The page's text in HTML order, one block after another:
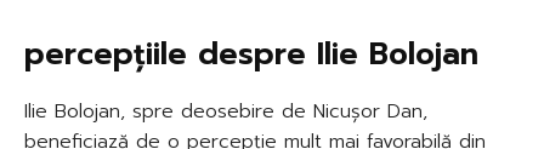
percepțiile despre Ilie Bolojan
Ilie Bolojan, spre deosebire de Nicușor Dan,
beneficiază de o percepție mult mai favorabilă din